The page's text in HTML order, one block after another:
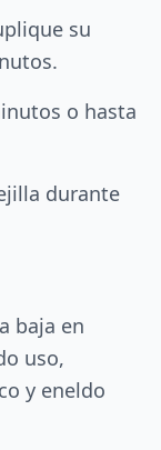
su
o hasta
durante
baja en
uso,
y eneldo